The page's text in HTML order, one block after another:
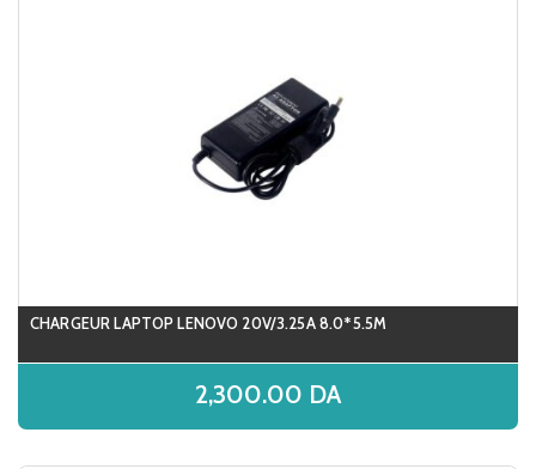
CHARGEUR LAPTOP LENOVO 20V/3.25A 8.0*5.5M
2,300.00 DA